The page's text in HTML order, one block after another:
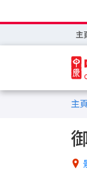
主
主
